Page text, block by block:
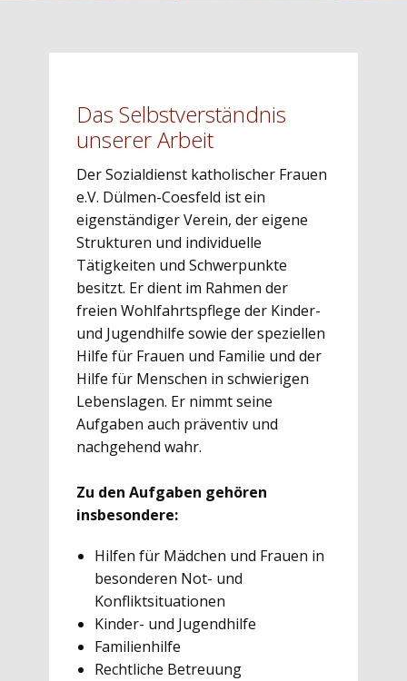
Das Selbstverständnis
unserer Arbeit
Der ​Sozialdienst katholischer Frauen
e.V. Dülmen-Coesfeld ist ein
eigenständiger Verein, der eigene
Strukturen und individuelle
Tätigkeiten und Schwerpunkte
besitzt. Er dient im Rahmen der
freien Wohlfahrtspflege der Kinder-
und Jugendhilfe sowie der speziellen
Hilfe für Frauen und Familie und der
Hilfe für Menschen in schwierigen
Lebenslagen. Er nimmt seine
Aufgaben auch präventiv und
nachgehend wahr.
Zu den Aufgaben gehören
insbesondere:
Hilfen für Mädchen und Frauen in
besonderen Not- und
Konfliktsituationen
Kinder- und Jugendhilfe
Familienhilfe
Rechtliche Betreuung